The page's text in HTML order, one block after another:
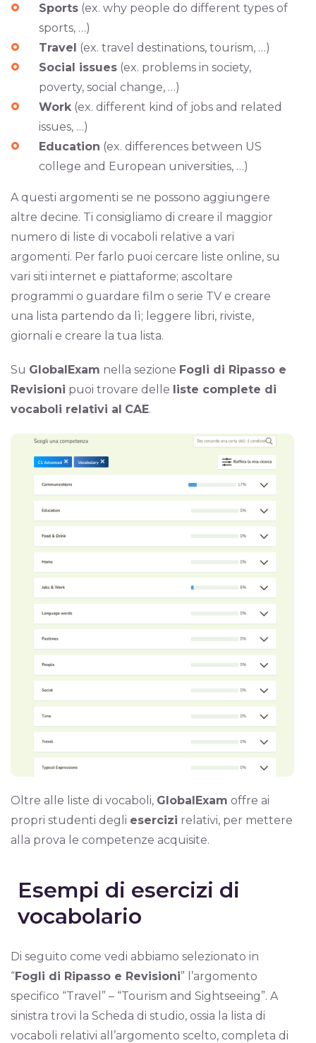
Sports(ex. why people do different types of
sports, …)
Travel (ex. travel destinations, tourism, …)
Social issues(ex. problems in society,
poverty, social change, …)
Work(ex. different kind of jobs and related
issues, …)
Education (ex. differences between US
college and European universities, …)
A questi argomenti se ne possono aggiungere
altre decine. Ti consigliamo di creare il maggior
numero di liste di vocaboli relative a vari
argomenti. Per farlo puoi cercare liste online, su
vari siti internet e piattaforme; ascoltare
programmi o guardare film o serie TV e creare
una lista partendo da lì; leggere libri, riviste,
giornali e creare la tua lista.
Su GlobalExam nella sezione Fogli di Ripasso e
Revisioni puoi trovare delle liste complete di
vocaboli relativi al CAE.
Oltre alle liste di vocaboli, GlobalExam offre ai
propri studenti degli esercizi relativi, per mettere
alla prova le competenze acquisite.
Esempi di esercizi di
vocabolario
Di seguito come vedi abbiamo selezionato in
“Fogli di Ripasso e Revisioni” l’argomento
specifico “Travel” – “Tourism and Sightseeing”. A
sinistra trovi la Scheda di studio, ossia la lista di
vocaboli relativi all’argomento scelto, completa di